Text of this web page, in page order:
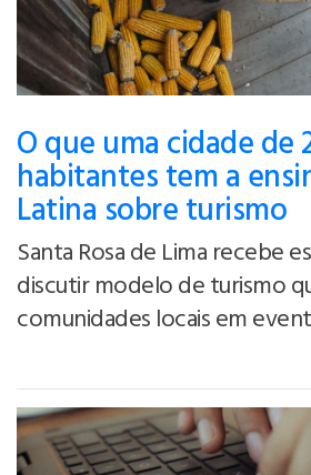
O que uma cidade de
habitantes tem a
Latina sobre turismo
Santa Rosa de Lima recebe
discutir modelo de turismo
comunidades locais em